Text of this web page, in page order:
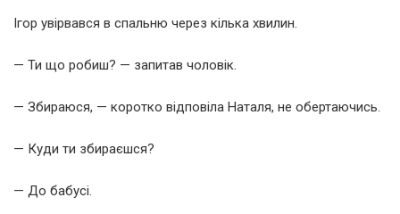
Ігор увірвався в спальню через кілька хвилин.
— Ти що робиш? — запитав чоловік.
— Збираюся, — коротко відповіла Наталя, не обертаючись.
— Куди ти збираєшся?
— До бабусі.